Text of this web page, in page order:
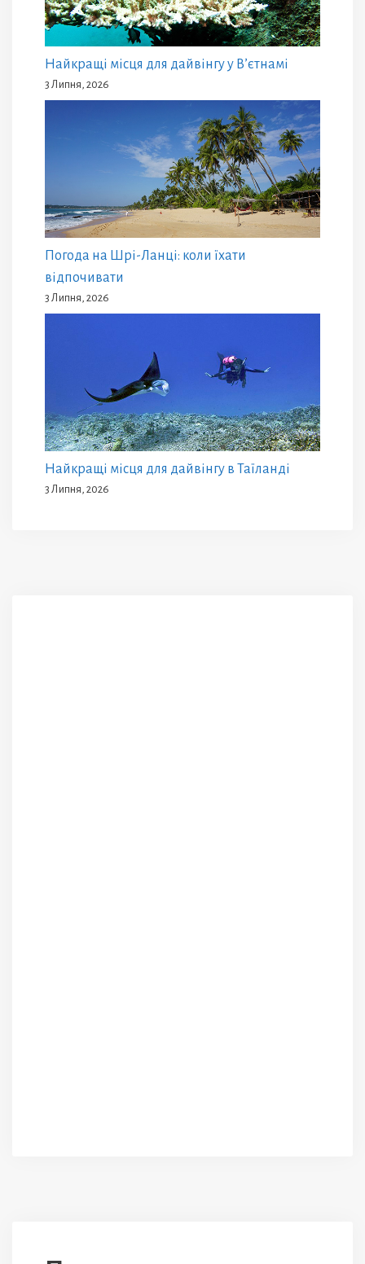
Найкращі місця для дайвінгу у В’єтнамі
3 Липня, 2026
Погода на Шрі-Ланці: коли їхати
відпочивати
3 Липня, 2026
Найкращі місця для дайвінгу в Таїланді
3 Липня, 2026